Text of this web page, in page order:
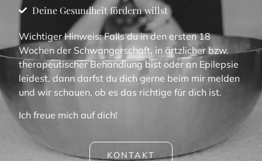
Deine Gesundheit fördern willst
Wichtiger Hinweis: Falls du in den ersten 18
Wochen der Schwangerschaft, in ärtzlicher bzw.
therapeutischer Behandlung bist oder an Epilepsie
leidest, dann darfst du dich gerne beim mir melden
und wir schauen, ob es das richtige für dich ist.
Ich freue mich auf dich!
KONTAKT